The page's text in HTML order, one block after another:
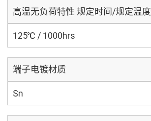
高温无负荷特性 规定时间/规定温度
125℃ / 1000hrs
端子电镀材质
Sn